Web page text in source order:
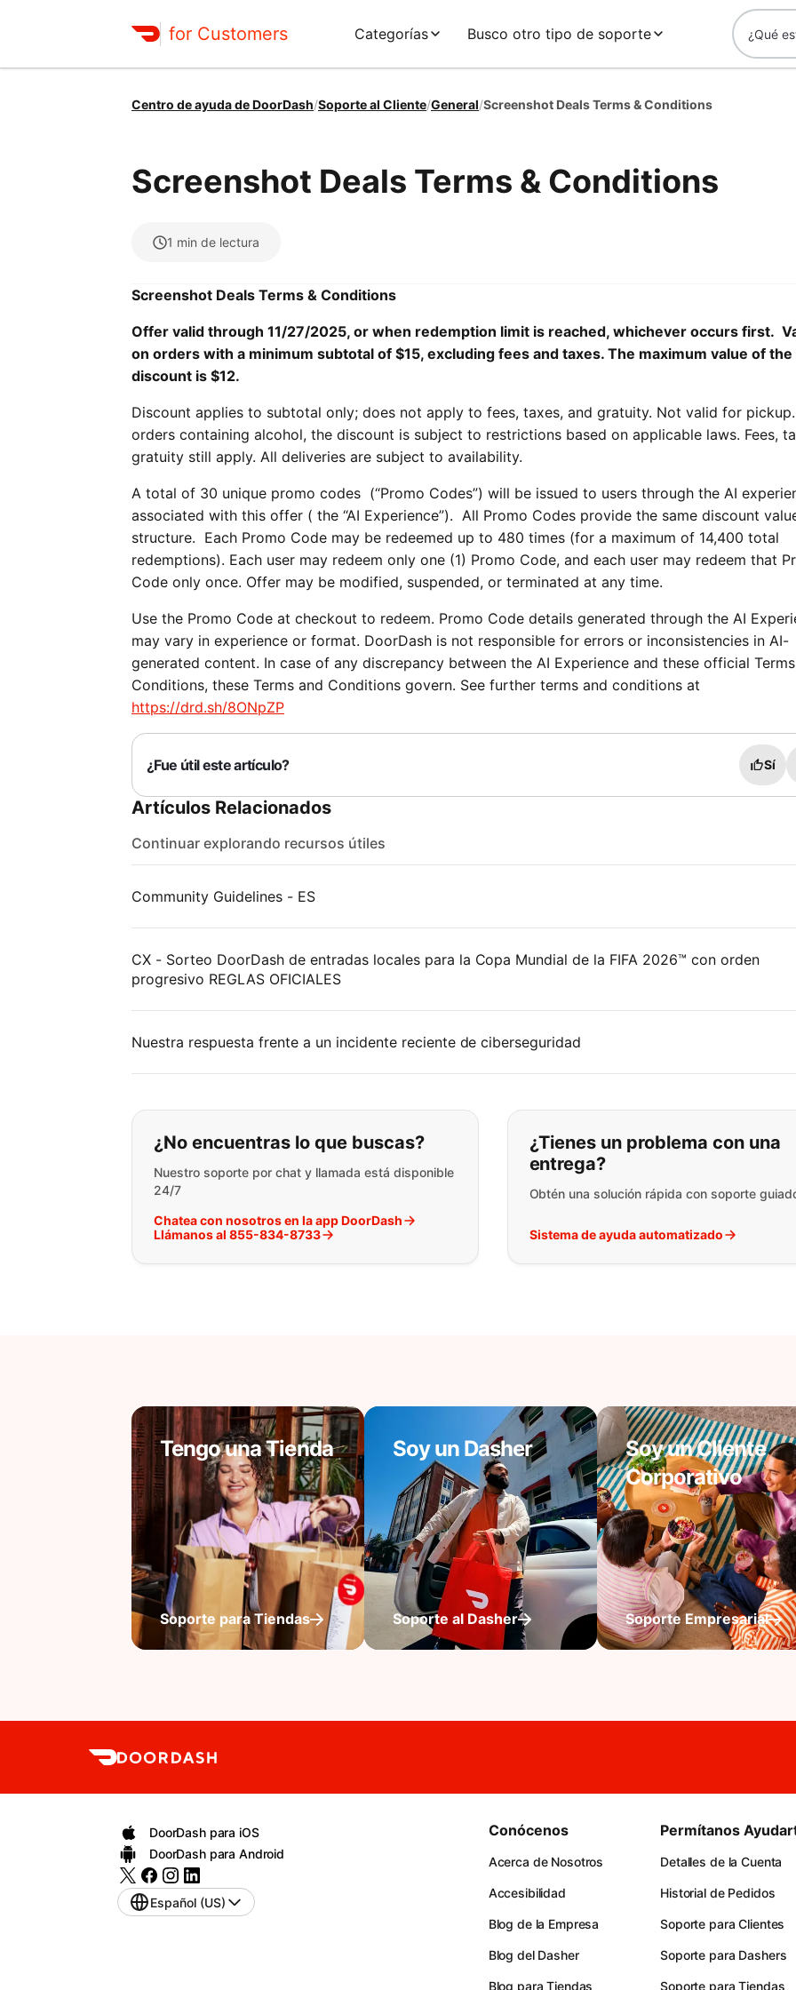
for Customers Categorías Busco otro tipo de soporte
Centro de ayuda de DoorDash/Soporte al Cliente/General/Screenshot Deals Terms & Conditions
Screenshot Deals Terms & Conditions
1 min de lectura
Screenshot Deals Terms & Conditions
Offer valid through 11/27/2025, or when redemption limit is reached, whichever occurs first.
on orders with a minimum subtotal of $15, excluding fees and taxes. The maximum value of the
discount is $12.
Discount applies to subtotal only; does not apply to fees, taxes, and gratuity. Not valid for
orders containing alcohol, the discount is subject to restrictions based on applicable laws. Fees,
gratuity still apply. All deliveries are subject to availability.
A total of 30 unique promo codes (“Promo Codes”) will be issued to users through the AI
associated with this offer ( the “AI Experience”). All Promo Codes provide the same discount
structure. Each Promo Code may be redeemed up to 480 times (for a maximum of 14,400 total
redemptions). Each user may redeem only one (1) Promo Code, and each user may redeem that
Code only once. Offer may be modified, suspended, or terminated at any time.
Use the Promo Code at checkout to redeem. Promo Code details generated through the AI
may vary in experience or format. DoorDash is not responsible for errors or inconsistencies in AI-
generated content. In case of any discrepancy between the AI Experience and these official
Conditions, these Terms and Conditions govern. See further terms and conditions at
https://drd.sh/8ONpZP
¿Fue útil este artículo? Sí
Artículos Relacionados
Continuar explorando recursos útiles
Community Guidelines - ES
CX - Sorteo DoorDash de entradas locales para la Copa Mundial de la FIFA 2026™ con orden
progresivo REGLAS OFICIALES
Nuestra respuesta frente a un incidente reciente de ciberseguridad
Si no puede encontrar lo que está buscando:
¿No encuentras lo que buscas?
Nuestro soporte por chat y llamada está disponible
24/7
Chatea con nosotros en la app DoorDash
Llámanos al 855-834-8733
¿Tienes un problema con una
entrega?
Obtén una solución rápida con soporte
Sistema de ayuda automatizado
Tengo una Tienda
Soporte para Tiendas
Soy un Dasher
Soporte al Dasher
Soy un Cliente
Corporativo
Soporte Empresarial
DoorDash para iOS
DoorDash para Android
Español (US)
Conócenos
Acerca de Nosotros
Accesibilidad
Blog de la Empresa
Blog del Dasher
Blog para Tiendas
Permítanos
Detalles de la Cuenta
Historial de Pedidos
Soporte para Clientes
Soporte para Dashers
Soporte para Tiendas